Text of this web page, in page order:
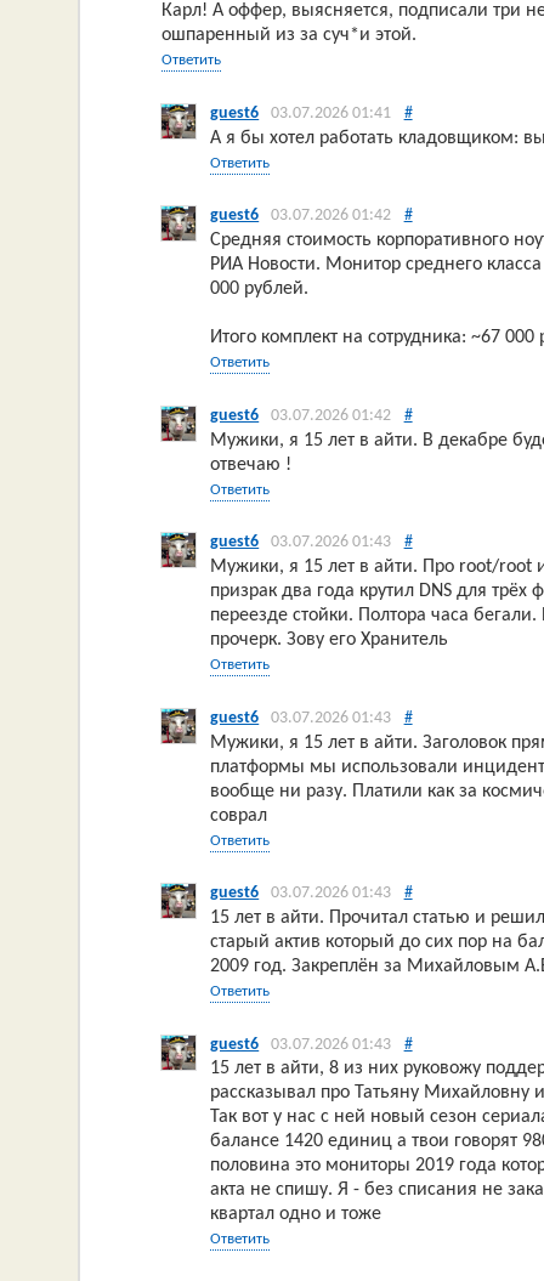
Карл! А оффер, выясняется, подписали три
ошпаренный из за суч*и этой.
Ответить
guest6 03.07.2026 01:41 #
А я бы хотел работать кладовщиком:
Ответить
guest6 03.07.2026 01:42 #
Средняя стоимость корпоративного
РИА Новости. Монитор среднего
000 рублей.
Итого комплект на сотрудника: ~67 000
Ответить
guest6 03.07.2026 01:42 #
Мужики, я 15 лет в айти. В декабре
отвечаю !
Ответить
guest6 03.07.2026 01:43 #
Мужики, я 15 лет в айти. Про root/root и
призрак два года крутил DNS для
переезде стойки. Полтора часа
прочерк. Зову его Хранитель
Ответить
guest6 03.07.2026 01:43 #
Мужики, я 15 лет в айти. Заголовок
платформы мы использовали
вообще ни разу. Платили как за
соврал
Ответить
guest6 03.07.2026 01:43 #
15 лет в айти. Прочитал статью и
старый актив который до сих пор на
2009 год. Закреплён за Михайловым
Ответить
guest6 03.07.2026 01:43 #
15 лет в айти, 8 из них руковожу
рассказывал про Татьяну Михайловну
Так вот у нас с ней новый сезон
балансе 1420 единиц а твои говорят
половина это мониторы 2019 года
акта не спишу. Я - без списания не
квартал одно и тоже
Ответить